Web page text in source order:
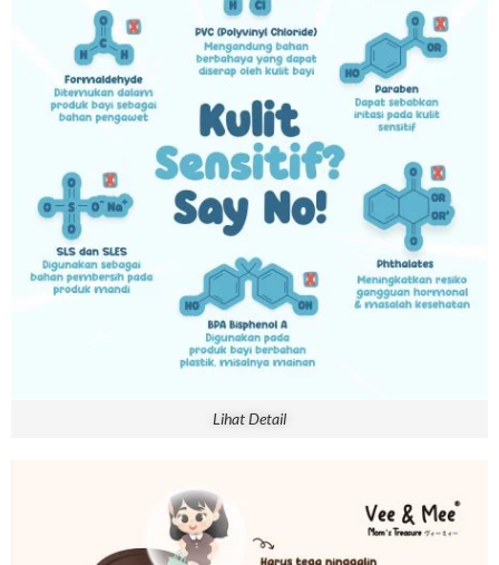
Lihat Detail